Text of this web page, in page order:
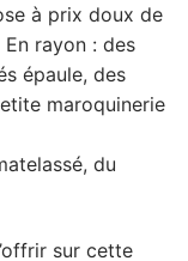
à prix doux de
rayon : des
épaule, des
maroquinerie
du
sur cette